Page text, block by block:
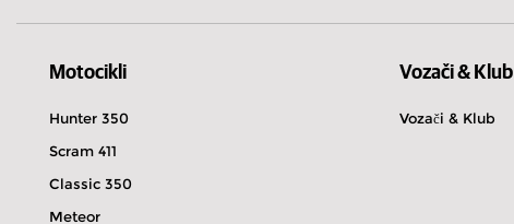
Motocikli
Hunter 350
Scram 411
Classic 350
Meteor
Vozači & Klub
Vozači & Klub